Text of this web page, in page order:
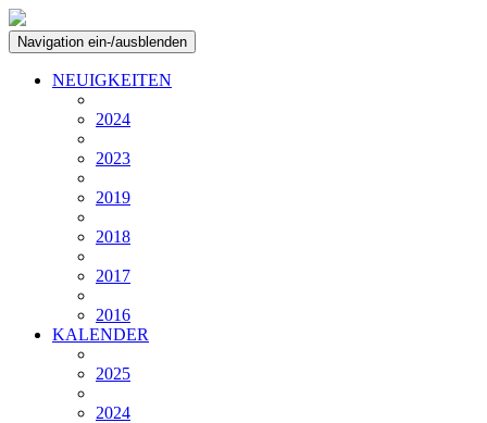
Navigation ein-/ausblenden
NEUIGKEITEN
2024
2023
2019
2018
2017
2016
KALENDER
2025
2024